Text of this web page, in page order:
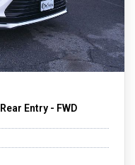
Entry - FWD